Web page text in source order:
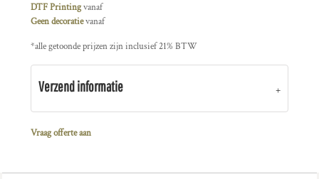
DTF Printingvanaf
Geen decoratievanaf
*alle getoonde prijzen zijn inclusief 21% BTW
Verzend informatie
Vraag offerte aan